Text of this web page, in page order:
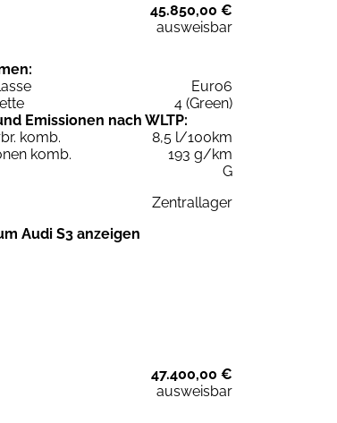
45.850,00 €
ausweisbar
Euro6
4 (Green)
Emissionen nach WLTP:
komb.
8,5 l/100km
komb.
193 g/km
G
Zentrallager
Audi S3 anzeigen
47.400,00 €
ausweisbar